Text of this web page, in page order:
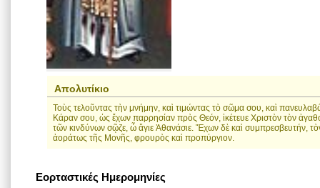
Απολυτίκιο
Τοὺς τελοῦντας τὴν μνήμην, καὶ τιμώντας τὸ σῶμα σου, καὶ
Κάραν σου, ὡς ἔχων παρρησίαν πρὸς Θεόν, ἱκέτευε Χριστὸν τὸν
τῶν κινδύνων σῷζε, ὦ ἅγιε Ἀθανάσιε. Ἔχων δὲ καὶ συμπρεσβευτήν,
ἀοράτως τῆς Μονῆς, φρουρὸς καὶ προπύργιον.
Εορταστικές Ημερομηνίες